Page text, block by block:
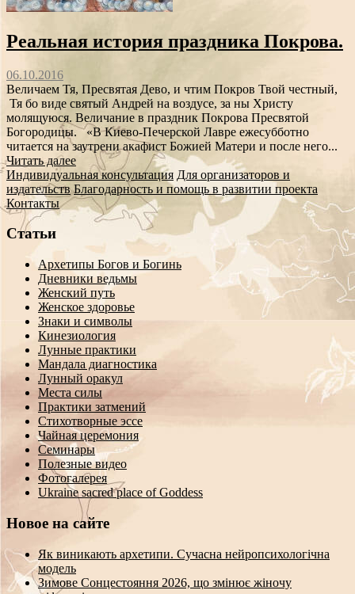
Реальная история праздника Покрова.
06.10.2016
Величаем Тя, Пресвятая Дево, и чтим Покров Твой честный,
Тя бо виде святый Андрей на воздусе, за ны Христу
молящуюся. Величание в праздник Покрова Пресвятой
Богородицы. «В Киево-Печерской Лавре ежесубботно
читается на заутрени акафист Божией Матери и после него...
Читать далее
Индивидуальная консультация Для организаторов и
издательств Благодарность и помощь в развитии проекта
Контакты
Статьи
Архетипы Богов и Богинь
Дневники ведьмы
Женский путь
Женское здоровье
Знаки и символы
Кинезиология
Лунные практики
Мандала диагностика
Лунный оракул
Места силы
Практики затмений
Стихотворные эссе
Чайная церемония
Семинары
Полезные видео
Фотогалерея
Ukraine sacred place of Goddess
Новое на сайте
Як виникають архетипи. Сучасна нейропсихологічна
модель
Зимове Сонцестояння 2026, що змінює жіночу